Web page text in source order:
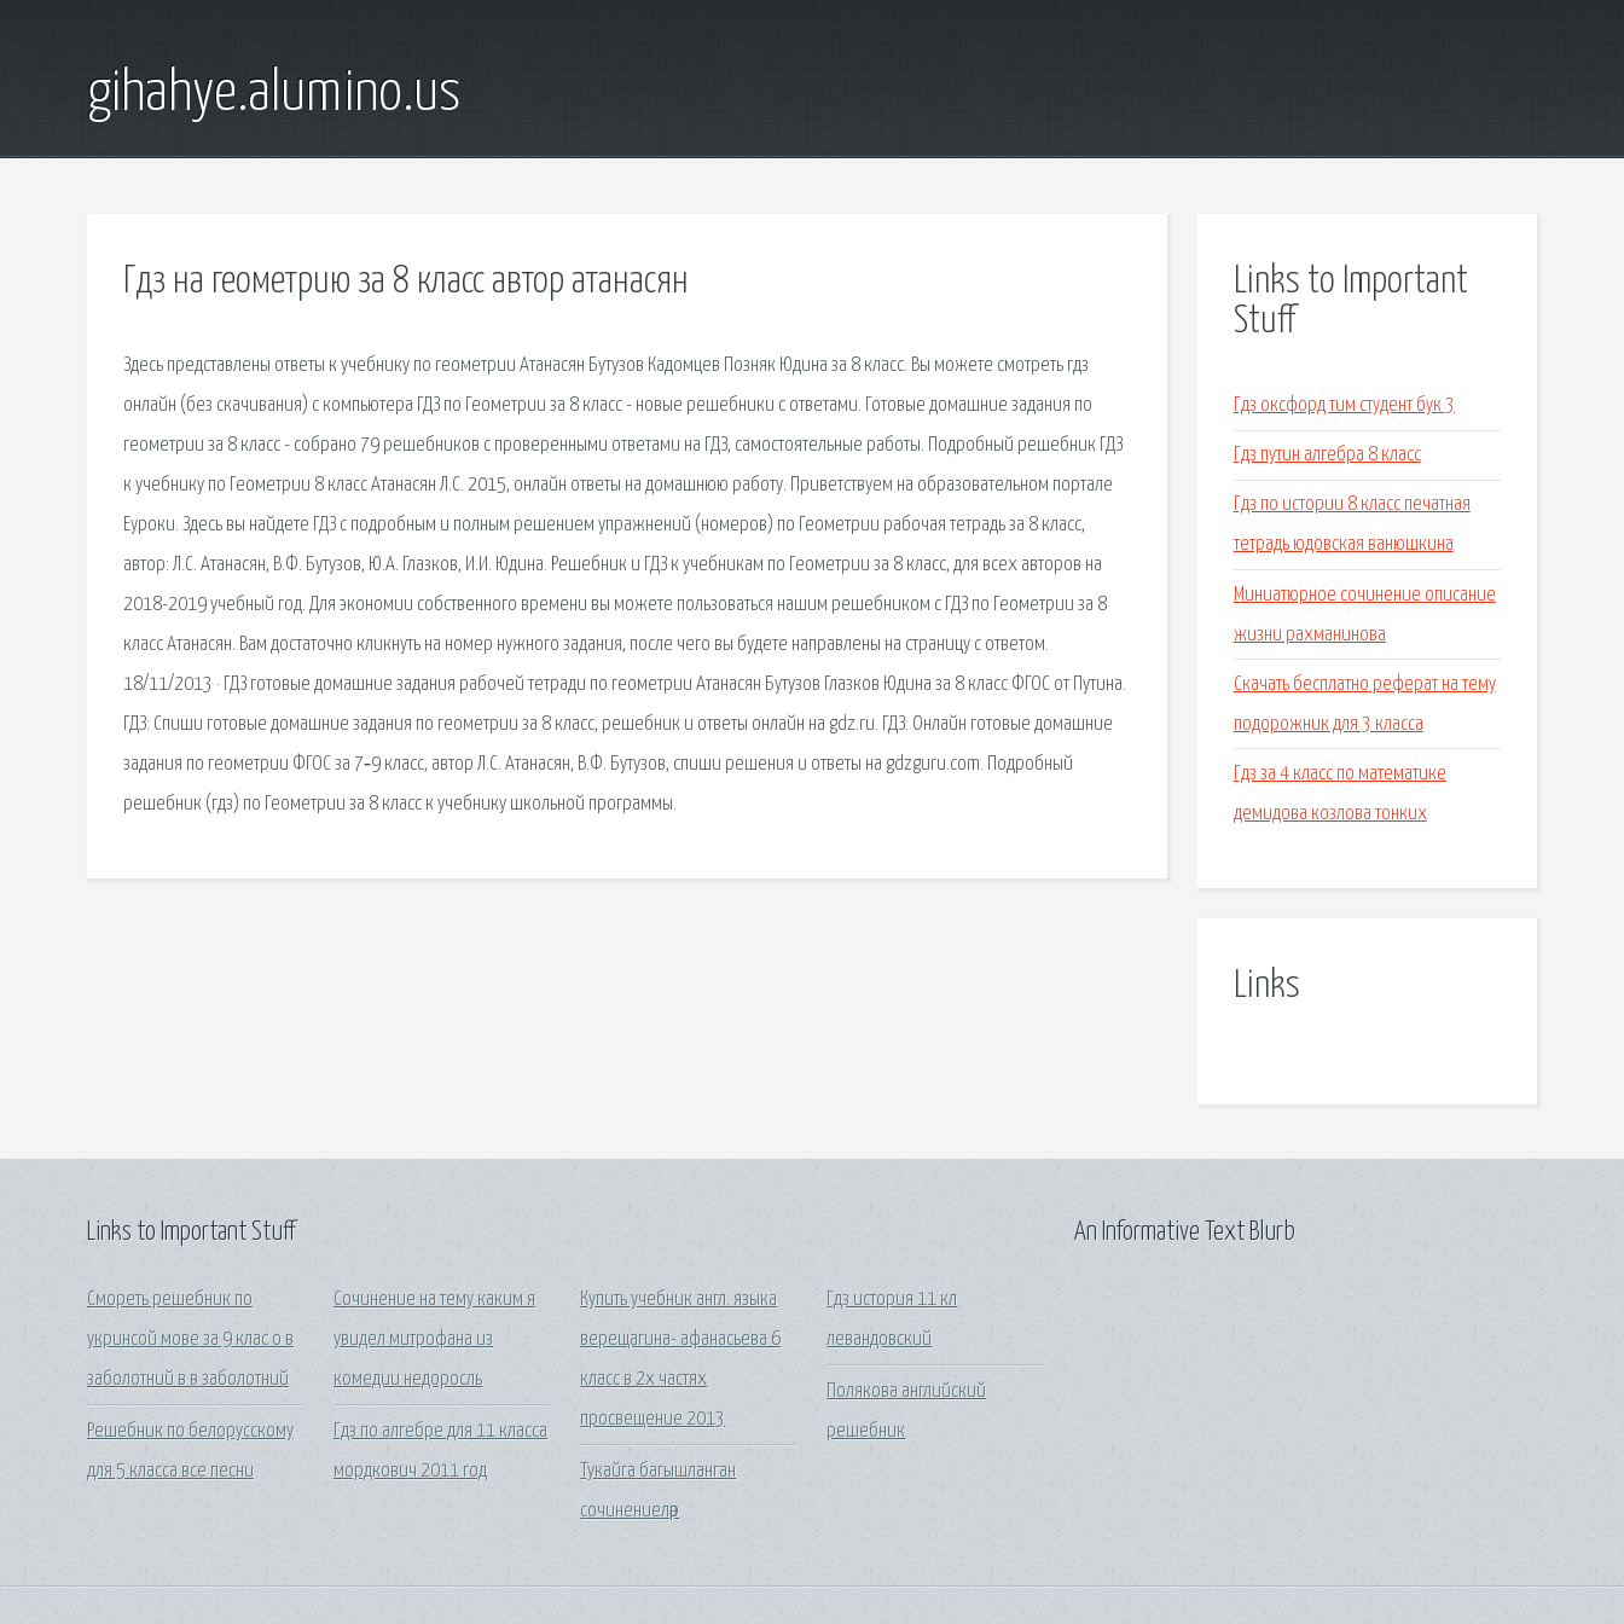
gihahye.alumino.us
Гдз на геометрию за 8 класс автор атанасян
Здесь представлены ответы к учебнику по геометрии Атанасян Бутузов Кадомцев Позняк Юдина за 8 класс. Вы можете смотреть гдз
онлайн (без скачивания) с компьютера ГДЗ по Геометрии за 8 класс - новые решебники с ответами. Готовые домашние задания по
геометрии за 8 класс - собрано 79 решебников с проверенными ответами на ГДЗ, самостоятельные работы. Подробный решебник ГДЗ
к учебнику по Геометрии 8 класс Атанасян Л.С. 2015, онлайн ответы на домашнюю работу. Приветствуем на образовательном портале
Еуроки. Здесь вы найдете ГДЗ с подробным и полным решением упражнений (номеров) по Геометрии рабочая тетрадь за 8 класс,
автор: Л.С. Атанасян, В.Ф. Бутузов, Ю.А. Глазков, И.И. Юдина. Решебник и ГДЗ к учебникам по Геометрии за 8 класс, для всех авторов на
2018-2019 учебный год. Для экономии собственного времени вы можете пользоваться нашим решебником с ГДЗ по Геометрии за 8
класс Атанасян. Вам достаточно кликнуть на номер нужного задания, после чего вы будете направлены на страницу с ответом.
18/11/2013 · ГДЗ готовые домашние задания рабочей тетради по геометрии Атанасян Бутузов Глазков Юдина за 8 класс ФГОС от Путина.
ГДЗ: Спиши готовые домашние задания по геометрии за 8 класс, решебник и ответы онлайн на gdz.ru. ГДЗ: Онлайн готовые домашние
задания по геометрии ФГОС за 7‐9 класс, автор Л.С. Атанасян, В.Ф. Бутузов, спиши решения и ответы на gdzguru.com. Подробный
решебник (гдз) по Геометрии за 8 класс к учебнику школьной программы.
Links to Important
Stuff
Гдз оксфорд тим студент бук 3
Гдз путин алгебра 8 класс
Гдз по истории 8 класс печатная
тетрадь юдовская ванюшкина
Миниатюрное сочинение описание
жизни рахманинова
Скачать бесплатно реферат на тему
подорожник для 3 класса
Гдз за 4 класс по математике
демидова козлова тонких
Links
Links to Important Stuff
Смореть решебник по
укринсой мове за 9 клас о в
заболотний в в заболотний
Решебник по белорусскому
для 5 класса все песни
Сочинение на тему каким я
увидел митрофана из
комедии недоросль
Гдз по алгебре для 11 класса
мордкович 2011 год
Купить учебник англ. языка
верещагина- афанасьева 6
класс в 2х частях
просвещение 2013
Тукайга багышланган
сочинениеләр
Гдз история 11 кл
левандовский
Полякова английский
решебник
An Informative Text Blurb